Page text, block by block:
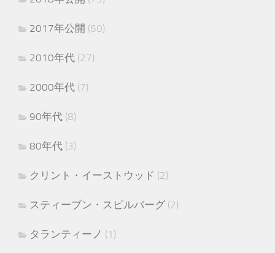
2017年公開 (60)
2010年代 (27)
2000年代 (7)
90年代 (8)
80年代 (3)
クリント・イーストウッド (2)
スティーブン・スピルバーグ (2)
タランティーノ (1)